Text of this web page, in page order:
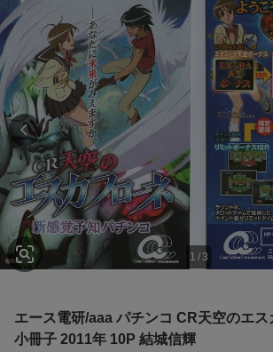
1 / 3
エース電研/aaa パチンコ CR天空のエス
小冊子 2011年 10P 結城信輝